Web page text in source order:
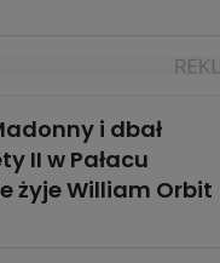
i dbał
II w Pałacu
żyje William Orbit